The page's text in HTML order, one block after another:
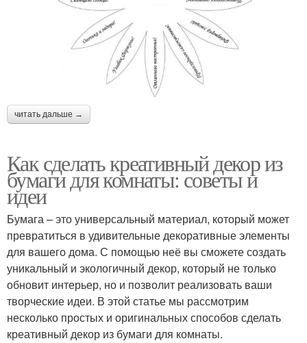
читать дальше →
Как сделать креативный декор из
бумаги для комнаты: советы и
идеи
Бумага – это универсальный материал, который может
превратиться в удивительные декоративные элементы
для вашего дома. С помощью неё вы сможете создать
уникальный и экологичный декор, который не только
обновит интерьер, но и позволит реализовать ваши
творческие идеи. В этой статье мы рассмотрим
несколько простых и оригинальных способов сделать
креативный декор из бумаги для комнаты.